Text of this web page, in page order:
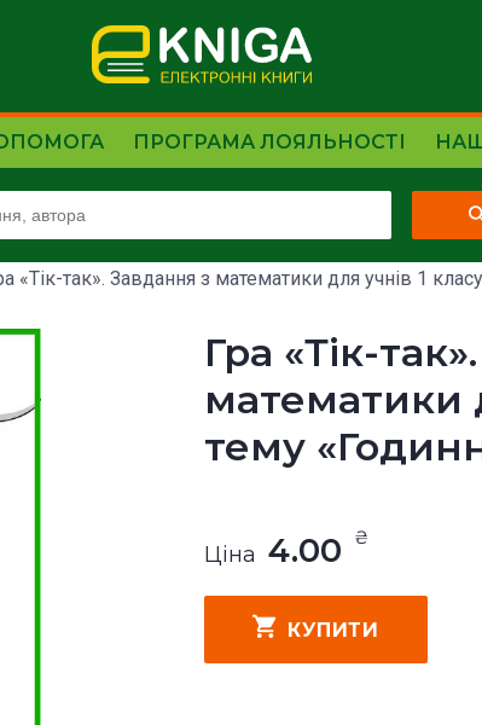
ПРОГРАМА ЛОЯЛЬНОСТІ
«Тік-так». Завдання з математики для учнів 1
Гра «Тік-
математики
тему
Ціна 4.00 ₴
КУПИТИ